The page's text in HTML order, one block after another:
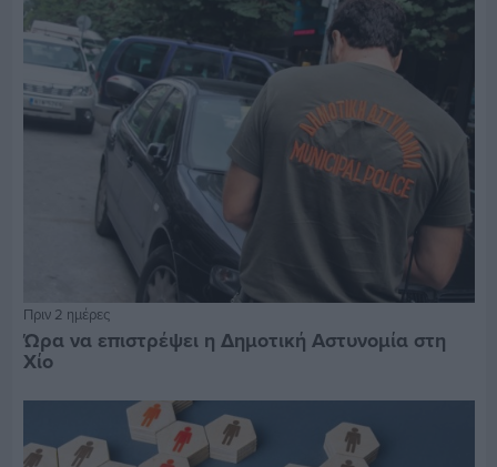
Πριν 2 ημέρες
Ώρα να επιστρέψει η Δημοτική Αστυνομία στη
Χίο